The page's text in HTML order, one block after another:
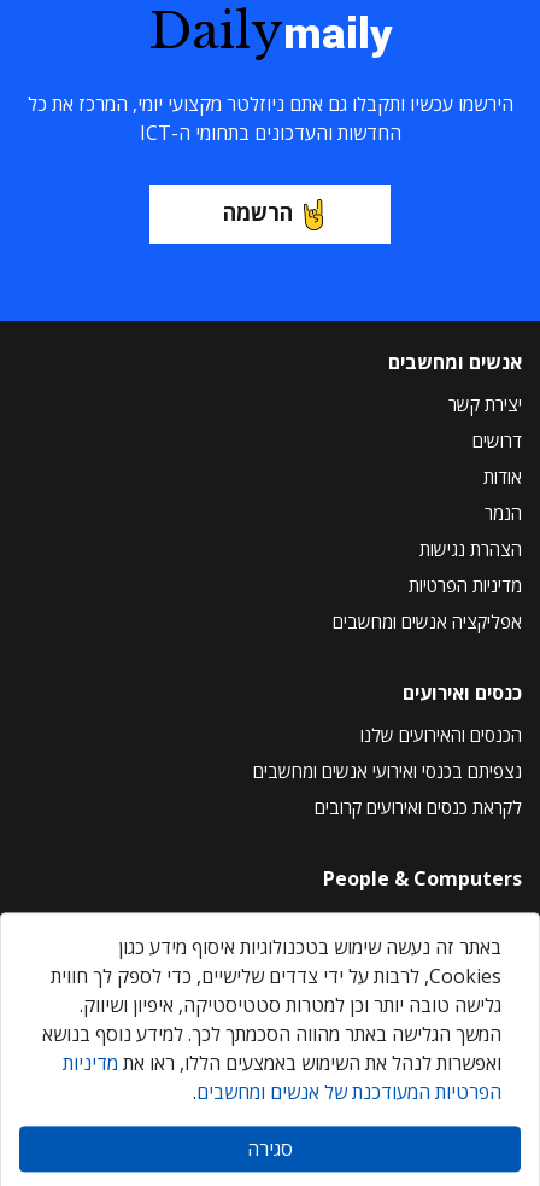
Dailymaily
הירשמו עכשיו ותקבלו גם אתם ניוזלטר מקצועי יומי, המרכז את כל
החדשות והעדכונים בתחומי ה-ICT
הרשמה
אנשים ומחשבים
יצירת קשר
דרושים
אודות
הנמר
הצהרת נגישות
מדיניות הפרטיות
אפליקציה אנשים ומחשבים
כנסים ואירועים
הכנסים והאירועים שלנו
נצפיתם בכנסי ואירועי אנשים ומחשבים
לקראת כנסים ואירועים קרובים
People & Computers
About Us
Privacy Policy
Contact Us
Our Events
אנשים ומחשבים © 2026 – כל הזכויות שמורות
באתר זה נעשה שימוש בטכנולוגיות איסוף מידע כגון
Cookies, לרבות על ידי צדדים שלישיים, כדי לספק לך חווית
גלישה טובה יותר וכן למטרות סטטיסטיקה, איפיון ושיווק.
המשך הגלישה באתר מהווה הסכמתך לכך. למידע נוסף בנושא
ואפשרות לנהל את השימוש באמצעים הללו, ראו את מדיניות
הפרטיות המעודכנת של אנשים ומחשבים.
סגירה